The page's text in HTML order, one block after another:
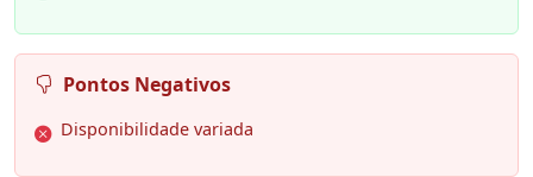
Pontos Negativos
Disponibilidade variada